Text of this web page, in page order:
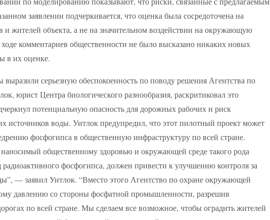
заявлении подчеркивается, что оценка была сосредоточена на
и жителей объекта, а не на значительном воздействии на окружающую
комментариев общественности не было высказано никаких новых
в их оценке.
серьезную обеспокоенность по поводу решения Агентства по
юрист Центра биологического разнообразия, раскритиковал это
потенциальную опасность для дорожных рабочих и риск
источников воды. Уитлок предупредил, что этот пилотный проект может
фосфогипса в общественную инфраструктуру по всей стране.
общественному здоровью и окружающей среде такого рода
фосфогипса, должен привести к улучшению контроля за
— заявил Уитлок. “Вместо этого Агентство по охране окружающей
давлению со стороны фосфатной промышленности, разрешив
по всей стране. Мы сделаем все возможное, чтобы оградить жителей